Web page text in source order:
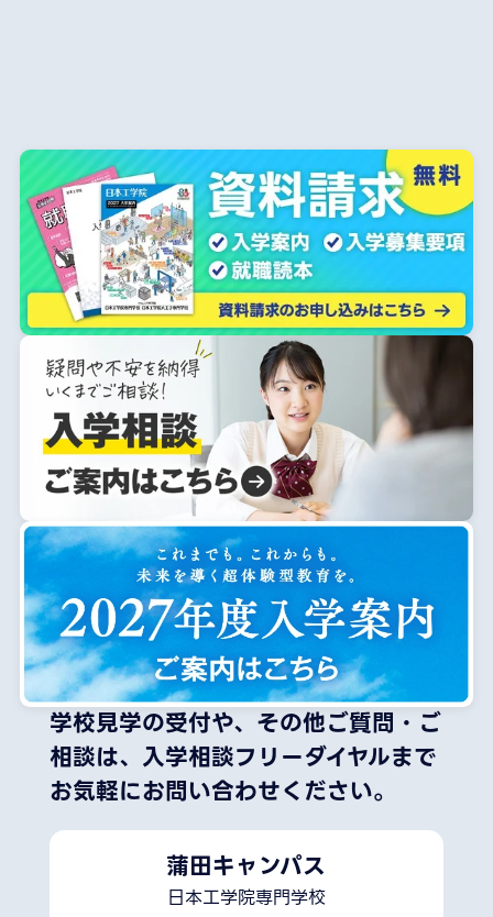
学校見学の受付や、その他ご質問・ご
相談は、 入学相談フリーダイヤルまで
お気軽にお問い合わせください。
蒲田キャンパス
日本工学院専門学校